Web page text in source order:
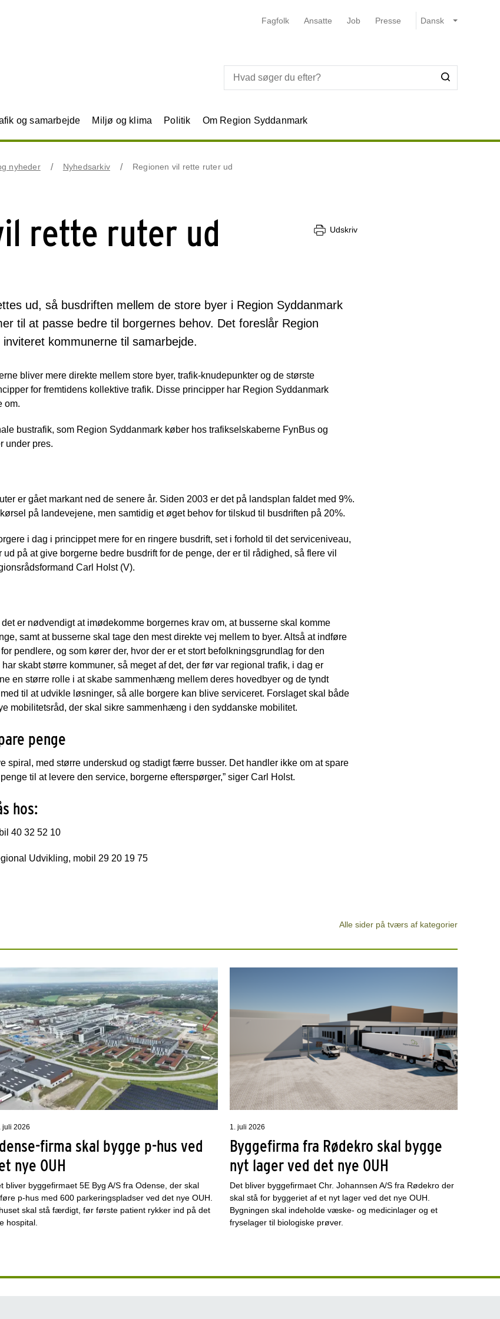
Fagfolk Ansatte Job Presse
og samarbejde Miljø og klima Politik Om Region Syddanmark
nyheder Nyhedsarkiv Regionen vil rette ruter ud
rette ruter ud Udskriv
ud, så busdriften mellem de store byer i Region Syddanmark
til at passe bedre til borgernes behov. Det foreslår Region
kommunerne til samarbejde.
bliver mere direkte mellem store byer, trafik-knudepunkter og de største
for fremtidens kollektive trafik. Disse principper har Region Syddanmark
om.
bustrafik, som Region Syddanmark køber hos trafikselskaberne FynBus og
under pres.
er gået markant ned de senere år. Siden 2003 er det på landsplan faldet med 9%.
på landevejene, men samtidig et øget behov for tilskud til busdriften på 20%.
i dag i princippet mere for en ringere busdrift, set i forhold til det serviceniveau,
på at give borgerne bedre busdrift for de penge, der er til rådighed, så flere vil
Carl Holst (V).
er nødvendigt at imødekomme borgernes krav om, at busserne skal komme
samt at busserne skal tage den mest direkte vej mellem to byer. Altså at indføre
pendlere, og som kører der, hvor der er et stort befolkningsgrundlag for den
skabt større kommuner, så meget af det, der før var regional trafik, i dag er
en større rolle i at skabe sammenhæng mellem deres hovedbyer og de tyndt
til at udvikle løsninger, så alle borgere kan blive serviceret. Forslaget skal både
mobilitetsråd, der skal sikre sammenhæng i den syddanske mobilitet.
penge
spiral, med større underskud og stadigt færre busser. Det handler ikke om at spare
til at levere den service, borgerne efterspørger,” siger Carl Holst.
hos:
40 32 52 10
Udvikling, mobil 29 20 19 75
Alle sider på tværs af kategorier
juli 2026
firma skal bygge p-hus ved
nye OUH
bliver byggefirmaet 5E Byg A/S fra Odense, der skal
p-hus med 600 parkeringspladser ved det nye OUH.
skal stå færdigt, før første patient rykker ind på det
hospital.
1. juli 2026
Byggefirma fra Rødekro skal bygge
nyt lager ved det nye OUH
Det bliver byggefirmaet Chr. Johannsen A/S fra Rødekro der
skal stå for byggeriet af et nyt lager ved det nye OUH.
Bygningen skal indeholde væske- og medicinlager og et
fryselager til biologiske prøver.